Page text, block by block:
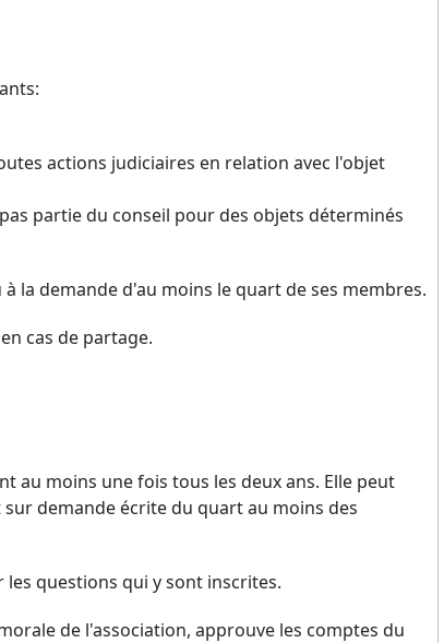
actions judiciaires en relation avec l'objet
partie du conseil pour des objets déterminés
la demande d'au moins le quart de ses membres.
cas de partage.
au moins une fois tous les deux ans. Elle peut
demande écrite du quart au moins des
questions qui y sont inscrites.
de l'association, approuve les comptes du